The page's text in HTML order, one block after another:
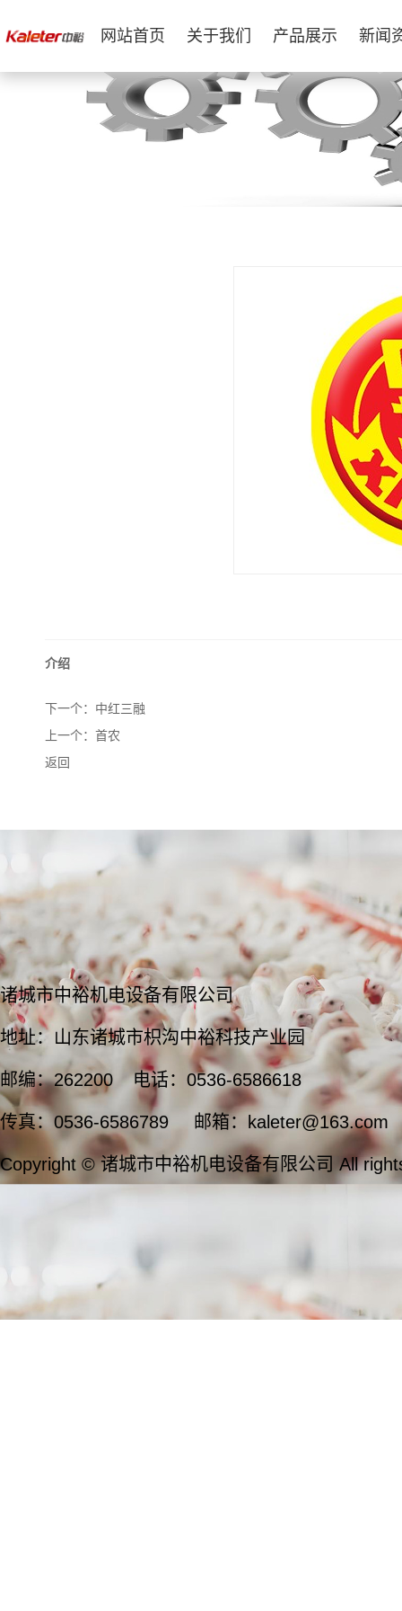
网站首页 关于我们 产品展示 新闻
介绍
下一个： 中红三融
上一个： 首农
返回
诸城市中裕机电设备有限公司
地址：山东诸城市枳沟中裕科技产业园
邮编：262200 电话：0536-6586618
传真：0536-6586789 邮箱：kaleter@163.com
Copyright © 诸城市中裕机电设备有限公司 All